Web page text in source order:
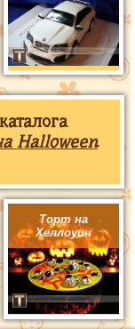
Halloween
Торт на
Хеллоуин